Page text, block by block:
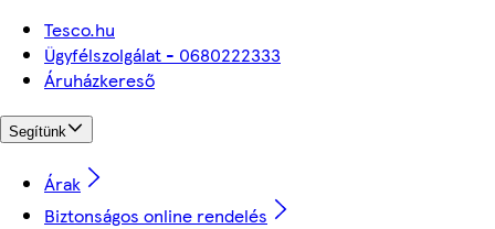
Tesco.hu
Ügyfélszolgálat - 0680222333
Áruházkereső
Segítünk
Árak
Biztonságos online rendelés